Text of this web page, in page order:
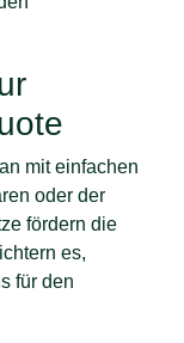
mit einfachen
oder der
fördern die
es,
für den